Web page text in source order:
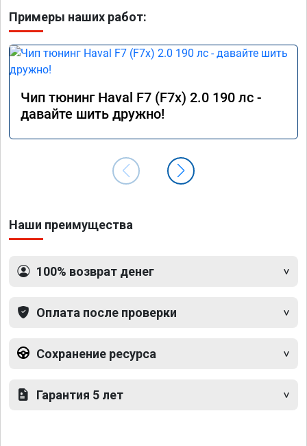
Примеры наших работ:
Чип тюнинг Haval F7 (F7x) 2.0 190 лс -
давайте шить дружно!
Наши преимущества
100% возврат денег
Оплата после проверки
Сохранение ресурса
Гарантия 5 лет